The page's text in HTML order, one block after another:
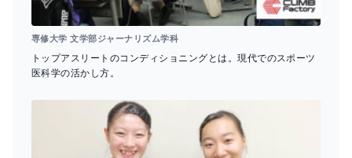
専修大学 文学部ジャーナリズム学科
トップアスリートのコンディショニングとは。現代でのスポーツ
医科学の活かし方。